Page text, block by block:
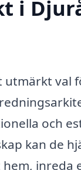
i
utmärkt val
och
kan de
inreda